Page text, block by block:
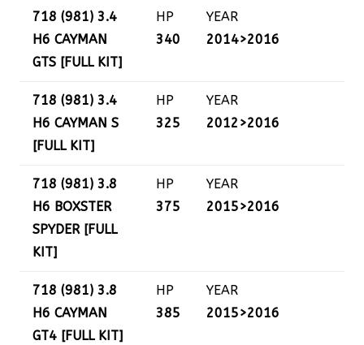
718 (981) 3.4
H6 CAYMAN
GTS [FULL KIT]
HP
340
YEAR
2014>2016
718 (981) 3.4
H6 CAYMAN S
[FULL KIT]
HP
325
YEAR
2012>2016
718 (981) 3.8
H6 BOXSTER
SPYDER [FULL
KIT]
HP
375
YEAR
2015>2016
718 (981) 3.8
H6 CAYMAN
GT4 [FULL KIT]
HP
385
YEAR
2015>2016